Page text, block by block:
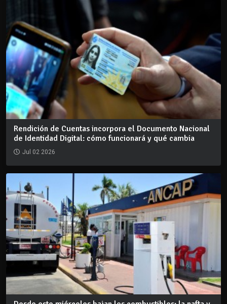
Rendición de Cuentas incorpora el Documento Nacional
de Identidad Digital: cómo funcionará y qué cambia
Jul 02 2026